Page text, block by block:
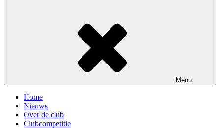
Menu
Home
Nieuws
Over de club
Clubcompetitie